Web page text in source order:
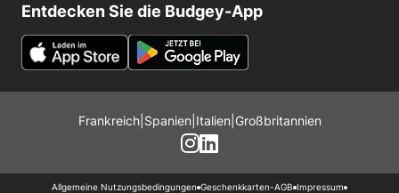
Entdecken Sie die Budgey-App
Frankreich| Spanien Italien Großbritannien
Allgemeine Nutzungsbedingungen Geschenkkarten-AGB Impressum